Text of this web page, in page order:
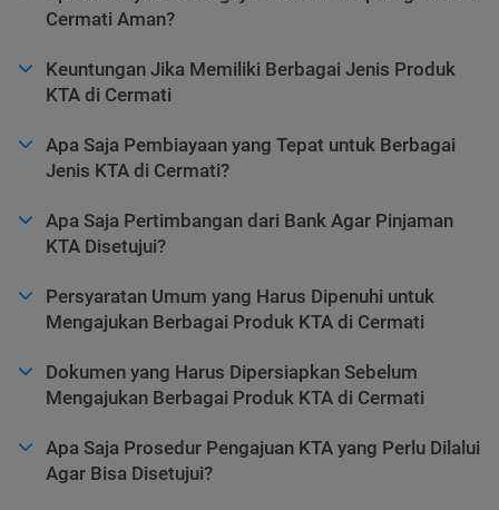
Cermati Aman?
Keuntungan Jika Memiliki Berbagai Jenis Produk
KTA di Cermati
Apa Saja Pembiayaan yang Tepat untuk Berbagai
Jenis KTA di Cermati?
Apa Saja Pertimbangan dari Bank Agar Pinjaman
KTA Disetujui?
Persyaratan Umum yang Harus Dipenuhi untuk
Mengajukan Berbagai Produk KTA di Cermati
Dokumen yang Harus Dipersiapkan Sebelum
Mengajukan Berbagai Produk KTA di Cermati
Apa Saja Prosedur Pengajuan KTA yang Perlu Dilalui
Agar Bisa Disetujui?